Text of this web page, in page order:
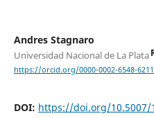
Andres Stagnaro
Universidad Nacional de La Plata
https://orcid.org/0000-0002-6548-6211
DOI: https://doi.org/10.5007/